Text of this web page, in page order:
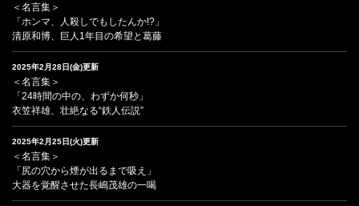
＜名言集＞
「ホンマ、人殺しでもしたんか!?」
清原和博、巨人1年目の希望と葛藤
2025年2月28日(金)更新
＜名言集＞
「24時間の中の、わずか何秒」
衣笠祥雄、壮絶なる“鉄人伝説”
2025年2月25日(火)更新
＜名言集＞
「尻の穴から煙が出るまで吸え」
大器を覚醒させた長嶋茂雄の一喝